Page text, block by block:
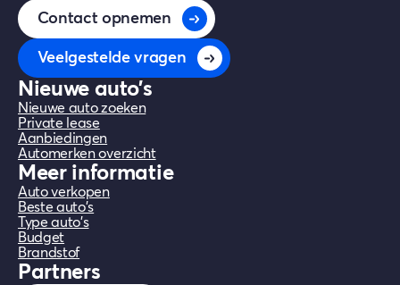
Contact opnemen
Veelgestelde vragen
Nieuwe auto's
Nieuwe auto zoeken
Private lease
Aanbiedingen
Automerken overzicht
Meer informatie
Auto verkopen
Beste auto's
Type auto's
Budget
Brandstof
Partners